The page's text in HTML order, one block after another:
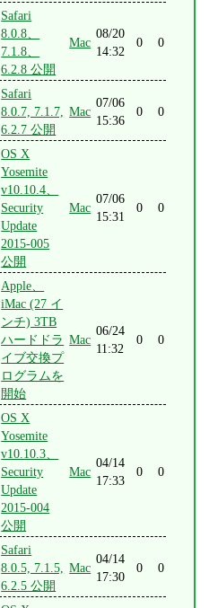
Safari
8.0.8、
7.1.8、
6.2.8 公開
Mac
08/20
14:32
0 0
Safari
8.0.7, 7.1.7,
6.2.7 公開
Mac
07/06
15:36
0 0
OS X
Yosemite
v10.10.4、
Security
Update
2015-005
公開
Mac
07/06
15:31
0 0
Apple、
iMac (27 イ
ンチ) 3TB
ハードドラ
イブ交換プ
ログラムを
開始
Mac
06/24
11:32
0 0
OS X
Yosemite
v10.10.3、
Security
Update
2015-004
公開
Mac
04/14
17:33
0 0
Safari
8.0.5, 7.1.5,
6.2.5 公開
Mac
04/14
17:30
0 0